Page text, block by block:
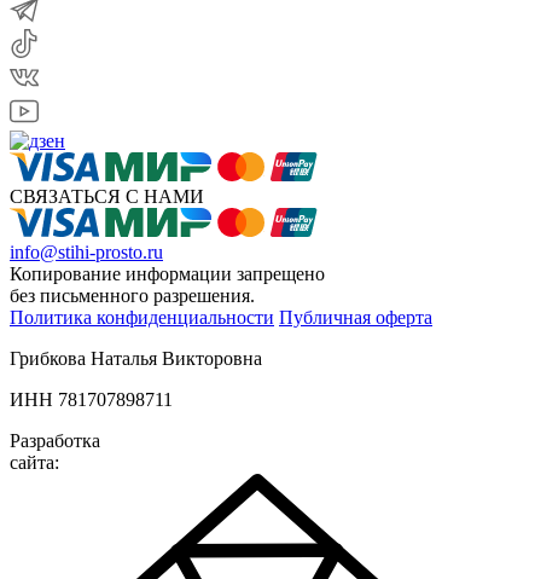
СВЯЗАТЬСЯ С НАМИ
info@stihi-prosto.ru
Копирование информации запрещено
без письменного разрешения.
Политика конфиденциальности Публичная оферта
Грибкова Наталья Викторовна
ИНН 781707898711
Разработка
сайта: